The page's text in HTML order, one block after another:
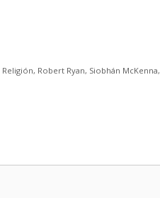
Religión, Robert Ryan, Siobhán McKenna,